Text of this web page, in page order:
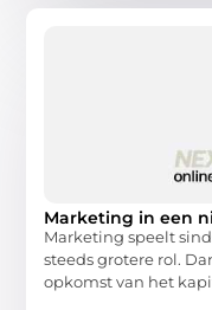
Marketing in een
Marketing speelt
steeds grotere rol.
opkomst van het